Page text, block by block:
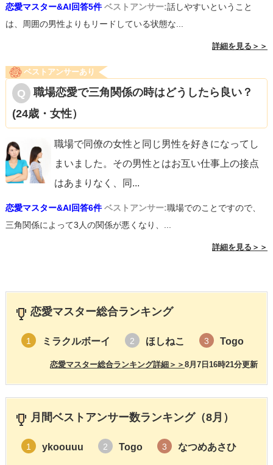
恋愛マスター&AI回答5件 ベストアンサー:話しやすいということ
は、周囲の男性よりもリードしている状態な...
詳細を見る＞＞
ベストアンサーあり
職場恋愛で三角関係の時はどうしたら良い？
(24歳・女性）
職場で同僚の女性と同じ男性を好きになってし
まいました。その男性とはお互い仕事上の接点
はあまりなく、同 ...
恋愛マスター&AI回答6件 ベストアンサー:職場でのことですので、
三角関係によって3人の関係が悪くなり、...
詳細を見る＞＞
恋愛マスター総合ランキング
1 ミラクルボーイ 2 ほしねこ 3 Togo
8月7日16時21分更新
恋愛マスター総合ランキング詳細＞＞
月間ベストアンサー数ランキング（8月）
1 ykoouuu 2 Togo 3 なつめあさひ